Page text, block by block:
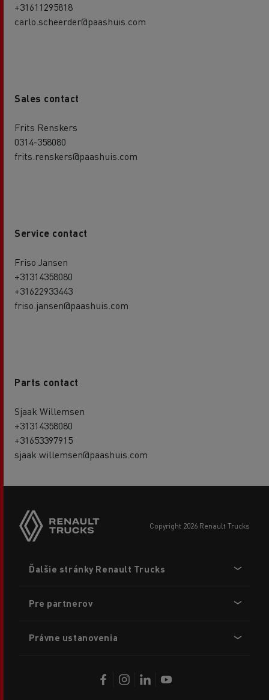
+31611295818
carlo.scheerder@paashuis.com
Sales contact
Frits Renskers
0314-358080
frits.renskers@paashuis.com
Service contact
Friso Jansen
+31314358080
+31622933443
friso.jansen@paashuis.com
Parts contact
Sjaak Willemsen
+31314358080
+31653397915
sjaak.willemsen@paashuis.com
copyright 2026 Renault Trucks
menu
Ďalšie stránky Renault Trucks
Pre partnerov
Právne ustanovenia